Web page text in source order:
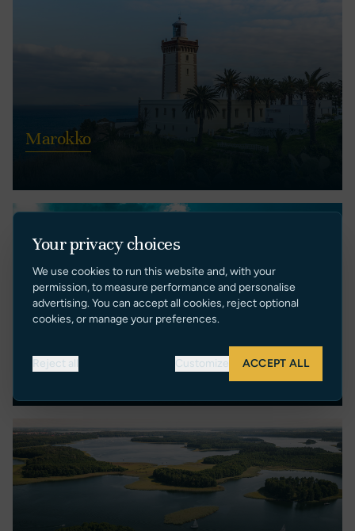
Marokko
Nigeria
Your privacy choices
We use cookies to run this website and, with your
permission, to measure performance and personalise
advertising. You can accept all cookies, reject optional
cookies, or manage your preferences.
Reject all Customize ACCEPT ALL